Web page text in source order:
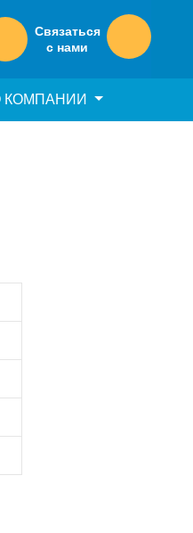
Связаться
с нами
КОМПАНИИ